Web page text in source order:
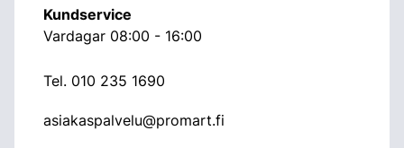
Kundservice
Vardagar 08:00 - 16:00
Tel. 010 235 1690
asiakaspalvelu@promart.fi